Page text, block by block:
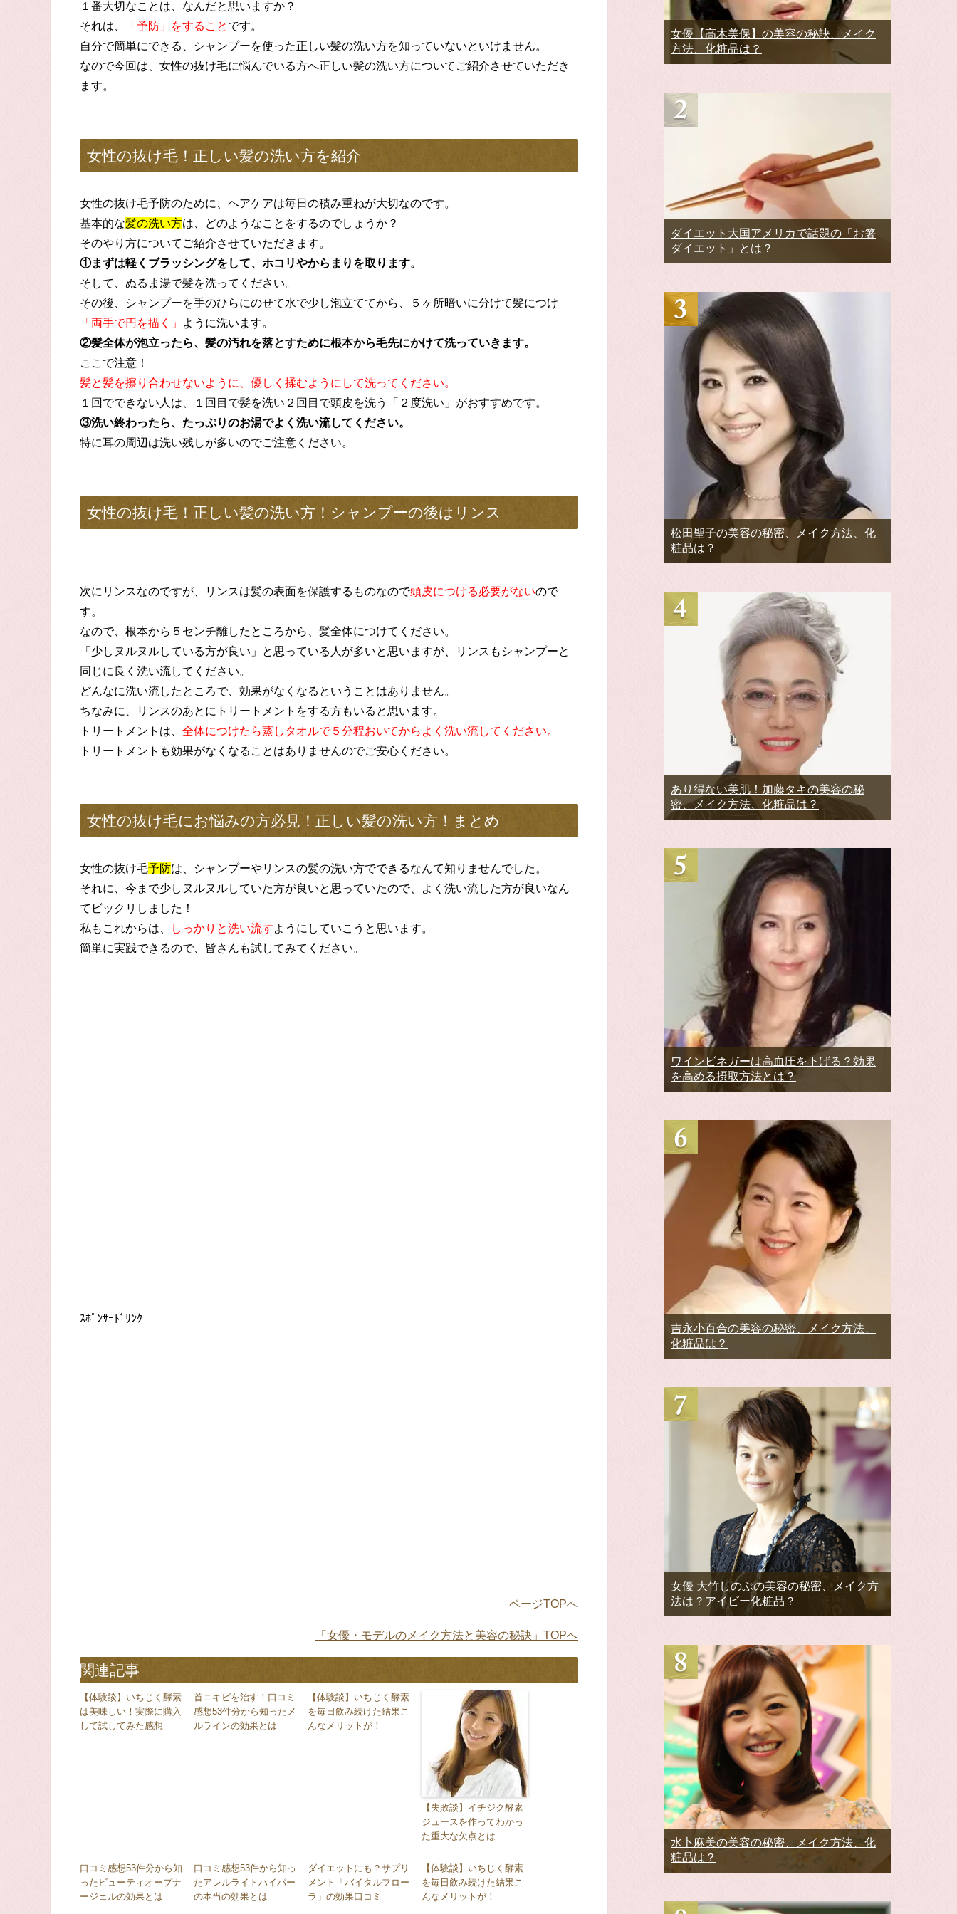
１番大切なことは、なんだと思いますか？
それは、
「予防」をすること です。
自分で簡単にできる、シャンプーを使った正しい髪の洗い方を知っていないといけません。
なので今回は、女性の抜け毛に悩んでいる方へ正しい髪の洗い方についてご紹介させていただき
ます。
女性の抜け毛！正しい髪の洗い方を紹介
女性の抜け毛予防のために、ヘアケアは毎日の積み重ねが大切なのです。
基本的な髪の洗い方は、どのようなことをするのでしょうか？
そのやり方についてご紹介させていただきます。
①まずは軽くブラッシングをして、ホコリやからまりを取ります。
そして、ぬるま湯で髪を洗ってください。
その後、シャンプーを手のひらにのせて水で少し泡立ててから、５ヶ所暗いに分けて髪につけ
「両手で円を描く」
ように洗います。
②髪全体が泡立ったら、髪の汚れを落とすために根本から毛先にかけて洗っていきます。
ここで注意！
髪と髪を擦り合わせないように、優しく揉むようにして洗ってください。
１回でできない人は、１回目で髪を洗い２回目で頭皮を洗う「２度洗い」がおすすめです。
③洗い終わったら、たっぷりのお湯でよく洗い流してください。
特に耳の周辺は洗い残しが多いのでご注意ください。
女性の抜け毛！正しい髪の洗い方！シャンプーの後はリンス
次にリンスなのですが、リンスは髪の表面を保護するものなので頭皮につける必要がないので
す。
なので、根本から５センチ離したところから、髪全体につけてください。
「少しヌルヌルしている方が良い」と思っている人が多いと思いますが、リンスもシャンプーと
同じに良く洗い流してください。
どんなに洗い流したところで、効果がなくなるということはありません。
ちなみに、リンスのあとにトリートメントをする方もいると思います。
トリートメントは、 全体につけたら蒸しタオルで５分程おいてからよく洗い流してください。
トリートメントも効果がなくなることはありませんのでご安心ください。
女性の抜け毛にお悩みの方必見！正しい髪の洗い方！まとめ
女性の抜け毛予防は、シャンプーやリンスの髪の洗い方でできるなんて知りませんでした。
それに、今まで少しヌルヌルしていた方が良いと思っていたので、よく洗い流した方が良いなん
てビックリしました！
私もこれからは、
しっかりと洗い流すようにしていこうと思います。
簡単に実践できるので、皆さんも試してみてください。
ｽﾎﾟﾝｻｰﾄﾞﾘﾝｸ
ページTOPへ
「女優・モデルのメイク方法と美容の秘訣」TOPへ
関連記事
【体験談】いちじく酵素
は美味しい！実際に購入
して試してみた感想
首ニキビを治す！口コミ
感想53件分から知ったメ
ルラインの効果とは
【体験談】いちじく酵素
を毎日飲み続けた結果こ
んなメリットが！
【失敗談】イチジク酵素
ジュースを作ってわかっ
た重大な欠点とは
口コミ感想53件分から知
ったビューティオープナ
ージェルの効果とは
口コミ感想53件から知っ
たアレルライトハイパー
の本当の効果とは
ダイエットにも？サプリ
メント「バイタルフロー
ラ」の効果口コミ
【体験談】いちじく酵素
を毎日飲み続けた結果こ
んなメリットが！
女優【高木美保】の美容の秘訣、メイク
方法、化粧品は？
ダイエット大国アメリカで話題の「お箸
ダイエット」とは？
松田聖子の美容の秘密、メイク方法、化
粧品は？
あり得ない美肌！加藤タキの美容の秘
密、メイク方法、化粧品は？
ワインビネガーは高血圧を下げる？効果
を高める摂取方法とは？
吉永小百合の美容の秘密、メイク方法、
化粧品は？
女優 大竹しのぶの美容の秘密、メイク方
法は？アイビー化粧品？
水卜麻美の美容の秘密、メイク方法、化
粧品は？